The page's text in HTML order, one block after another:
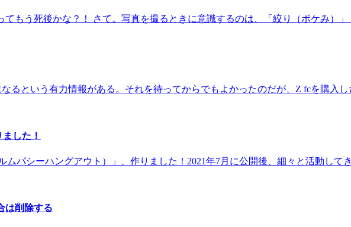
もう死後かな？！ さて。写真を撮るときに意識するのは、「絞り（ボケみ）
るという有力情報がある。それを待ってからでもよかったのだが、Z fcを購入
した！
ムパシーハングアウト）」、作りました！2021年7月に公開後、細々と活動して
は削除する